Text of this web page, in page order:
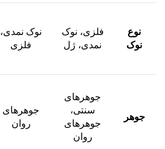
نوع
نوک
فلزی، نوک
نمدی، ژل
نوک نمدی،
فلزی
جوهر
جوهرهای
سنتی،
جوهرهای
روان
جوهرهای
روان